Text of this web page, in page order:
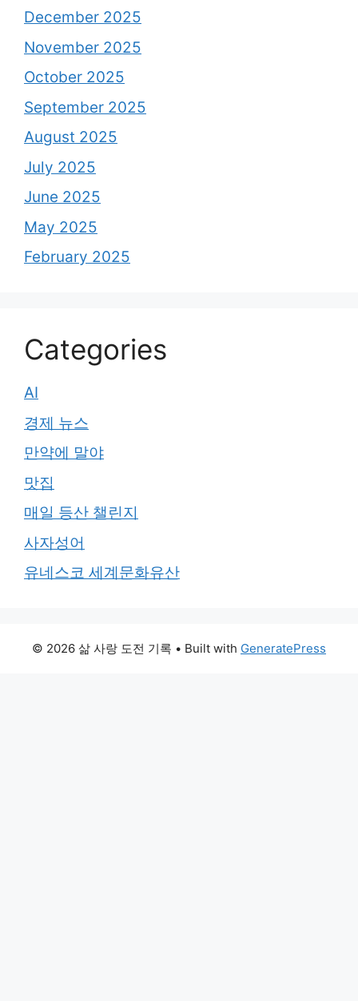
December 2025
November 2025
October 2025
September 2025
August 2025
July 2025
June 2025
May 2025
February 2025
Categories
AI
경제 뉴스
만약에 말야
맛집
매일 등산 챌린지
사자성어
유네스코 세계문화유산
© 2026 삶 사랑 도전 기록 • Built with GeneratePress